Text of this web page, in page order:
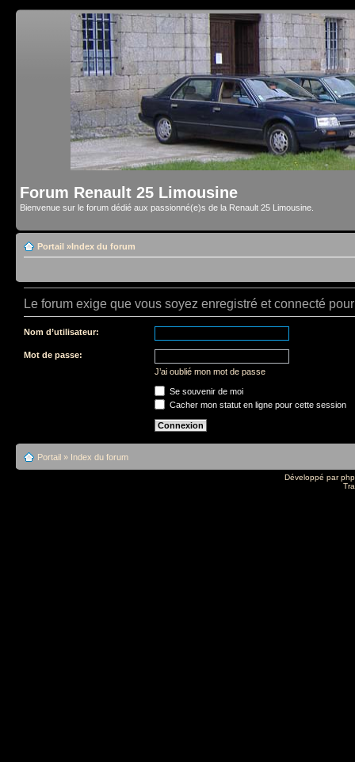
Forum Renault 25 Limousine
Bienvenue sur le forum dédié aux passionné(e)s de la Renault 25 Limousine.
Portail »Index du forum
Le forum exige que vous soyez enregistré et connecté
Nom d’utilisateur:
Mot de passe:
J’ai oublié mon mot de passe
Se souvenir de moi
Cacher mon statut en ligne pour cette session
Portail » Index du forum
Développé par